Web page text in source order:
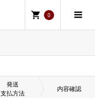
0
発送
支払方法
内容確認